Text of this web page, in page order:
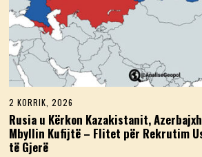
2 KORRIK, 2026
O
R
Rusia u Kërkon Kazakistanit,
Mbyllin Kufijtë – Flitet për Rekrutim
të Gjerë